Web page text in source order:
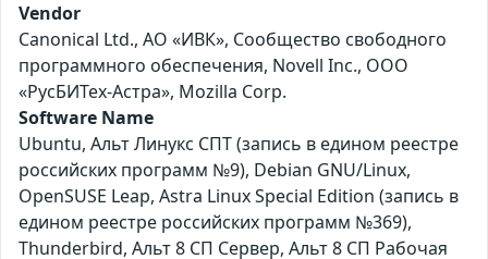
Vendor
Canonical Ltd., АО «ИВК», Сообщество свободного
программного обеспечения, Novell Inc., ООО
«РусБИТех-Астра», Mozilla Corp.
Software Name
Ubuntu, Альт Линукс СПТ (запись в едином реестре
российских программ №9), Debian GNU/Linux,
OpenSUSE Leap, Astra Linux Special Edition (запись в
едином реестре российских программ №369),
Thunderbird, Альт 8 СП Сервер, Альт 8 СП Рабочая